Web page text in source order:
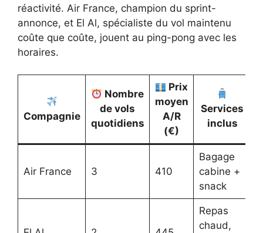
réactivité. Air France, champion du sprint-
annonce, et El Al, spécialiste du vol maintenu
coûte que coûte, jouent au ping-pong avec les
horaires.
Compagnie
Nombre
de vols
quotidiens
Prix
moyen
A/R
(€)
Services
inclus
Air France 3 410
Bagage
cabine +
snack
Repas
chaud,